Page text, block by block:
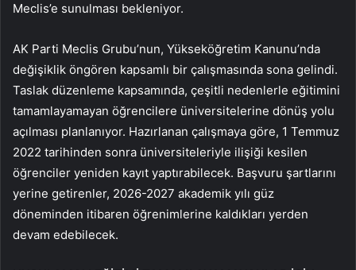
Meclis’e sunulması bekleniyor.
AK Parti Meclis Grubu’nun, Yükseköğretim Kanunu’nda
değişiklik öngören kapsamlı bir çalışmasında sona gelindi.
Taslak düzenleme kapsamında, çeşitli nedenlerle eğitimini
tamamlayamayan öğrencilere üniversitelerine dönüş yolu
açılması planlanıyor. Hazırlanan çalışmaya göre, 1 Temmuz
2022 tarihinden sonra üniversiteleriyle ilişiği kesilen
öğrenciler yeniden kayıt yaptırabilecek. Başvuru şartlarını
yerine getirenler, 2026-2027 akademik yılı güz
döneminden itibaren öğrenimlerine kaldıkları yerden
devam edebilecek.